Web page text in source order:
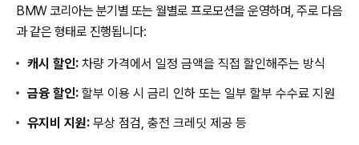
BMW 코리아는 분기별 또는 월별로 프로모션을 운영하며, 주로 다음
과 같은 형태로 진행됩니다:
캐시 할인: 차량 가격에서 일정 금액을 직접 할인해주는 방식
금융 할인: 할부 이용 시 금리 인하 또는 일부 할부 수수료 지원
유지비 지원: 무상 점검, 충전 크레딧 제공 등